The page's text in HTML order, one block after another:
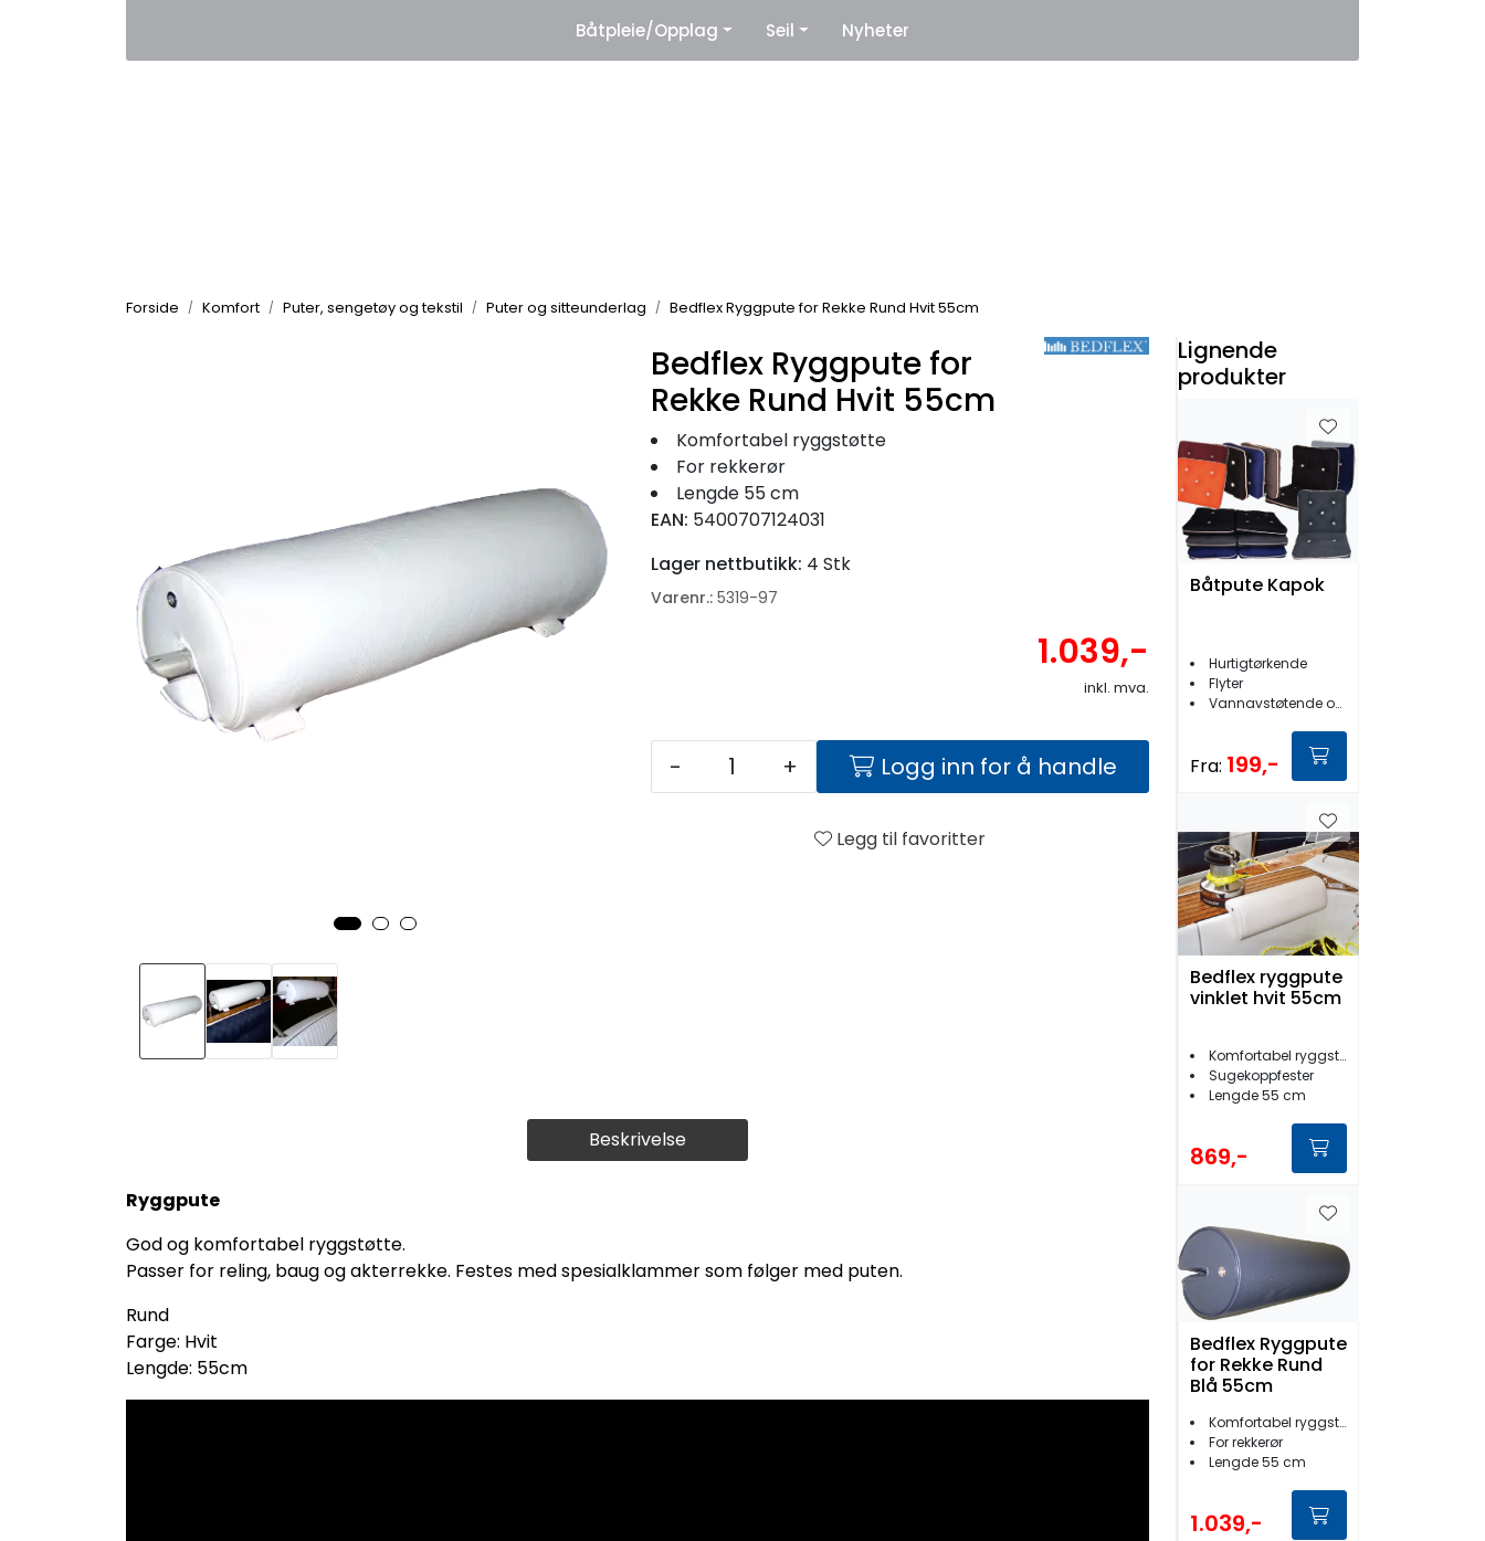
Leverandører
Båtpleie/Opplag Seil Nyheter
Forside Komfort Puter, sengetøy og tekstil Puter og sitteunderlag Bedflex Ryggpute for Rekke Rund Hvit 55cm
Beskrivelse
Ryggpute
God og komfortabel ryggstøtte.
Passer for reling, baug og akterrekke. Festes med spesialklammer som følger med puten.
Rund
Farge: Hvit
Lengde: 55cm
Bedflex Ryggpute for
Rekke Rund Hvit 55cm
Komfortabel ryggstøtte
For rekkerør
Lengde 55 cm
EAN: 5400707124031
Lager nettbutikk: 4 Stk
Varenr.: 5319-97
1.039,-
inkl. mva.
- + Logg inn for å handle
Legg til favoritter
Lignende
produkter
Båtpute Kapok
Hurtigtørkende
Flyter
Vannavstøtende og UV-stabilisert
Fra: 199,-
Bedflex ryggpute
vinklet hvit 55cm
Komfortabel ryggstøtte
Sugekoppfester
Lengde 55 cm
869,-
Bedflex Ryggpute
for Rekke Rund
Blå 55cm
Komfortabel ryggstøtte
For rekkerør
Lengde 55 cm
1.039,-